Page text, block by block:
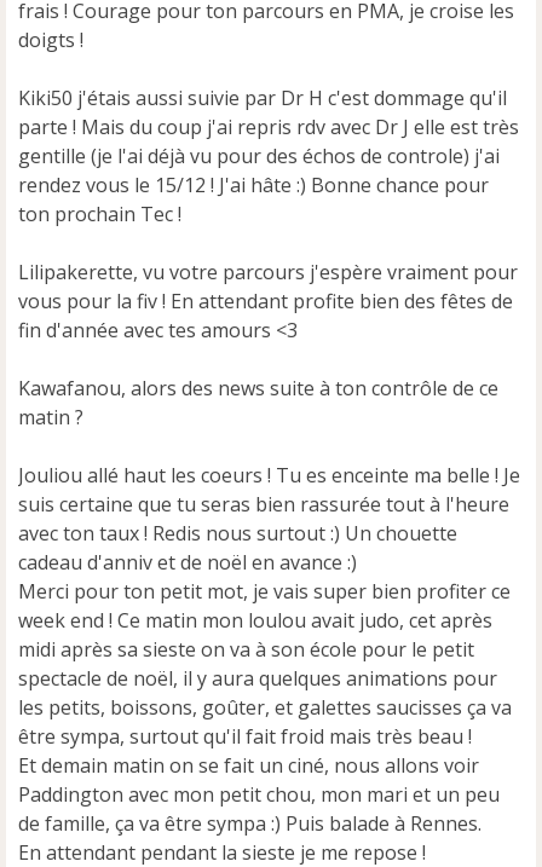
frais ! Courage pour ton parcours en PMA, je croise les
doigts !
Kiki50 j'étais aussi suivie par Dr H c'est dommage qu'il
parte ! Mais du coup j'ai repris rdv avec Dr J elle est très
gentille (je l'ai déjà vu pour des échos de controle) j'ai
rendez vous le 15/12 ! J'ai hâte :) Bonne chance pour
ton prochain Tec !
Lilipakerette, vu votre parcours j'espère vraiment pour
vous pour la fiv ! En attendant profite bien des fêtes de
fin d'année avec tes amours <3
Kawafanou, alors des news suite à ton contrôle de ce
matin ?
Jouliou allé haut les coeurs ! Tu es enceinte ma belle ! Je
suis certaine que tu seras bien rassurée tout à l'heure
avec ton taux ! Redis nous surtout :) Un chouette
cadeau d'anniv et de noël en avance :)
Merci pour ton petit mot, je vais super bien profiter ce
week end ! Ce matin mon loulou avait judo, cet après
midi après sa sieste on va à son école pour le petit
spectacle de noël, il y aura quelques animations pour
les petits, boissons, goûter, et galettes saucisses ça va
être sympa, surtout qu'il fait froid mais très beau !
Et demain matin on se fait un ciné, nous allons voir
Paddington avec mon petit chou, mon mari et un peu
de famille, ça va être sympa :) Puis balade à Rennes.
En attendant pendant la sieste je me repose !